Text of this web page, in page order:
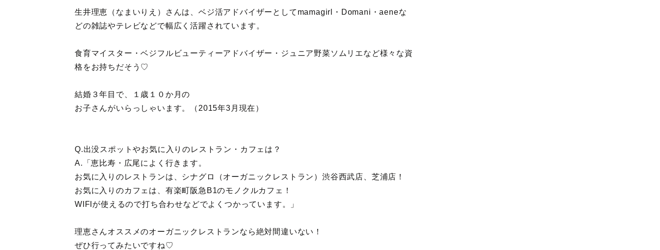
生井理恵（なまいりえ）さんは、ベジ活アドバイザーとしてmamagirl・Domani・aeneな
どの雑誌やテレビなどで幅広く活躍されています。
食育マイスター・ベジフルビューティーアドバイザー・ジュニア野菜ソムリエなど様々な資
格をお持ちだそう♡
結婚３年目で、１歳１０か月の
お子さんがいらっしゃいます。（2015年3月現在）
Q.出没スポットやお気に入りのレストラン・カフェは？
A.「恵比寿・広尾によく行きます。
お気に入りのレストランは、シナグロ（オーガニックレストラン）渋谷西武店、芝浦店！
お気に入りのカフェは、有楽町阪急B1のモノクルカフェ！
WIFIが使えるので打ち合わせなどでよくつかっています。」
理恵さんオススメのオーガニックレストランなら絶対間違いない！
ぜひ行ってみたいですね♡